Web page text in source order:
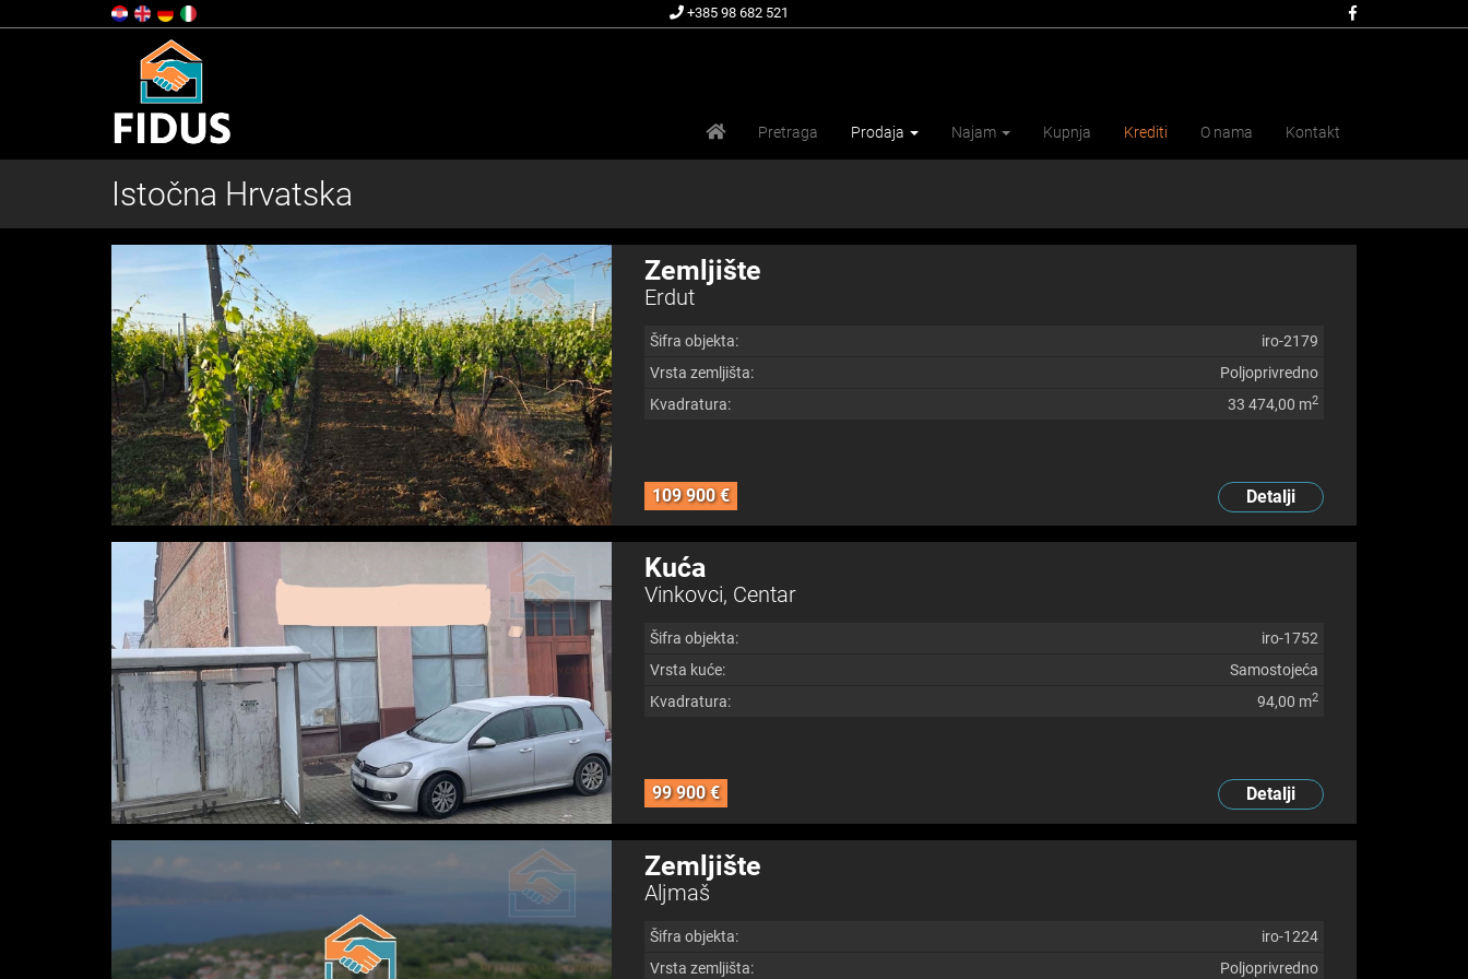
+385 98 682 521
Pretraga Prodaja Najam Kupnja Krediti O nama Kontakt
Istočna Hrvatska
Zemljište
Erdut
Šifra objekta:
iro-2179
Vrsta zemljišta:
Poljoprivredno
Kvadratura:
33 474,00 m2
109 900 € Detalji
Kuća
Vinkovci, Centar
Šifra objekta:
iro-1752
Vrsta kuće:
Samostojeća
Kvadratura:
94,00 m2
99 900 € Detalji
Zemljište
Aljmaš
Šifra objekta:
iro-1224
Vrsta zemljišta:
Poljoprivredno